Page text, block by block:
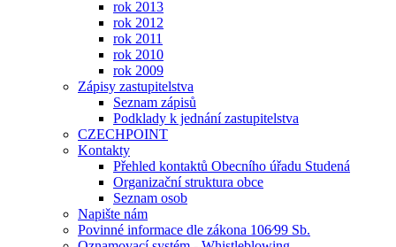
rok 2013
rok 2012
rok 2011
rok 2010
rok 2009
Zápisy zastupitelstva
Seznam zápisů
Podklady k jednání zastupitelstva
CZECHPOINT
Kontakty
Přehled kontaktů Obecního úřadu Studená
Organizační struktura obce
Seznam osob
Napište nám
Povinné informace dle zákona 106⁄99 Sb.